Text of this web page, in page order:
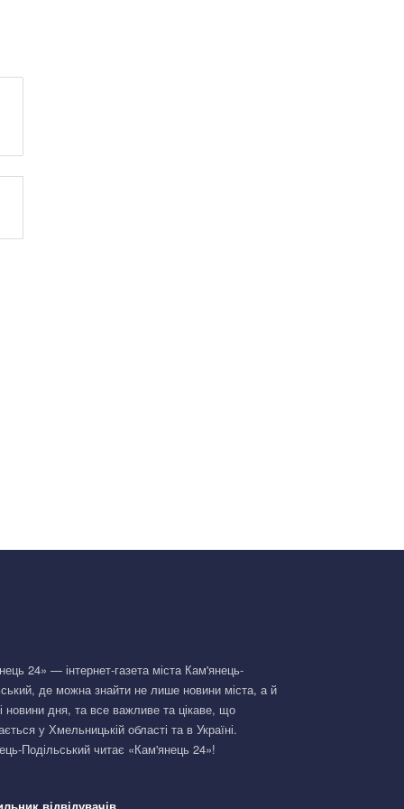
24» — інтернет-газета міста Кам'янець-
де можна знайти не лише новини міста, а й
новини дня, та все важливе та цікаве, що
у Хмельницькій області та в Україні.
Подільський читає «Кам'янець 24»!